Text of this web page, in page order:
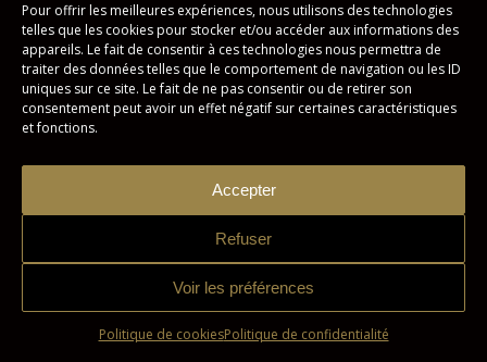
Pour offrir les meilleures expériences, nous utilisons des technologies
telles que les cookies pour stocker et/ou accéder aux informations des
appareils. Le fait de consentir à ces technologies nous permettra de
traiter des données telles que le comportement de navigation ou les ID
uniques sur ce site. Le fait de ne pas consentir ou de retirer son
consentement peut avoir un effet négatif sur certaines caractéristiques
et fonctions.
Accepter
Refuser
Voir les préférences
Politique de cookiesPolitique de confidentialité
Politique de cookies